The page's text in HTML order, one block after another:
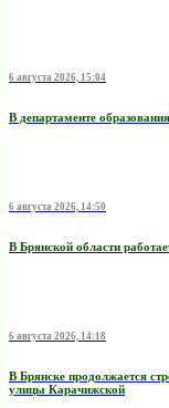
6 августа 2026, 15:04
В департаменте
6 августа 2026, 14:50
В Брянской области
6 августа 2026, 14:18
В Брянске продолжается
улицы Карачижской